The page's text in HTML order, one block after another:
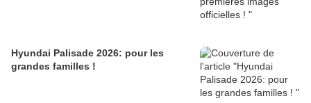
Hyundai Palisade 2026: pour les
grandes familles !